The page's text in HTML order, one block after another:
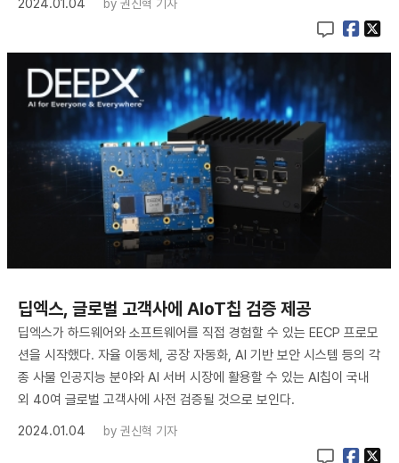
2024.01.04
by 권신혁 기자
딥엑스, 글로벌 고객사에 AIoT칩 검증 제공
딥엑스가 하드웨어와 소프트웨어를 직접 경험할 수 있는 EECP 프로모
션을 시작했다. 자율 이동체, 공장 자동화, AI 기반 보안 시스템 등의 각
종 사물 인공지능 분야와 AI 서버 시장에 활용할 수 있는 AI칩이 국내
외 40여 글로벌 고객사에 사전 검증될 것으로 보인다.
2024.01.04
by 권신혁 기자